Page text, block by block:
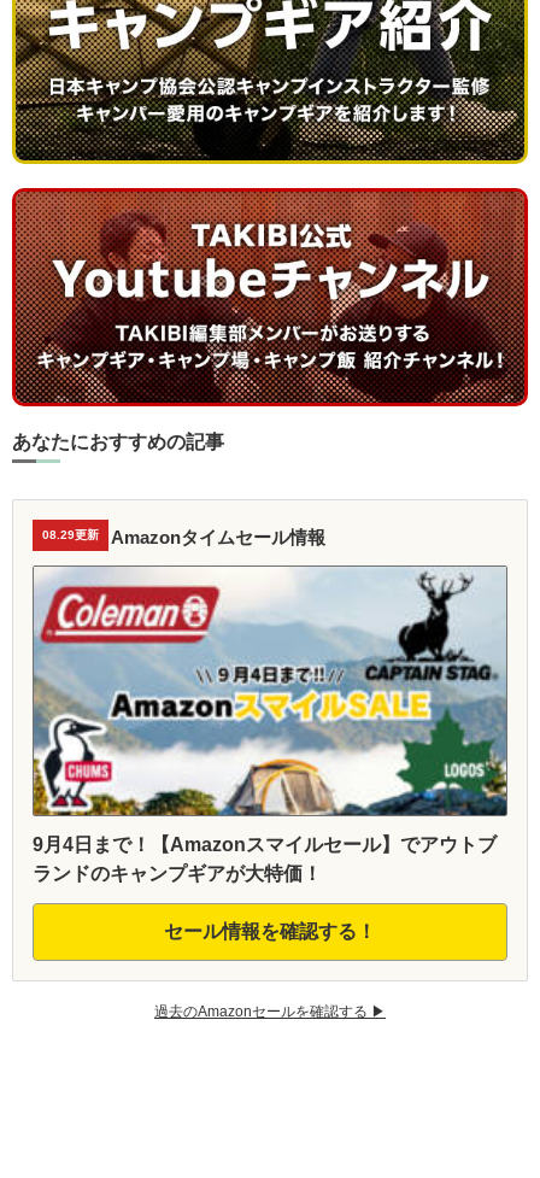
あなたにおすすめの記事
08.29更新 Amazonタイムセール情報
9月4日まで！【Amazonスマイルセール】でアウトブ
ランドのキャンプギアが大特価！
セール情報を確認する！
過去のAmazonセールを確認する ▶︎